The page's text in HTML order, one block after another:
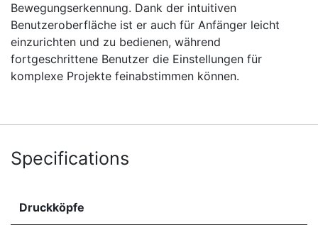
Bewegungserkennung. Dank der intuitiven
Benutzeroberfläche ist er auch für Anfänger leicht
einzurichten und zu bedienen, während
fortgeschrittene Benutzer die Einstellungen für
komplexe Projekte feinabstimmen können.
Specifications
Druckköpfe